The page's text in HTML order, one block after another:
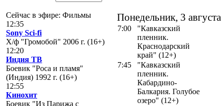
Сейчас в эфире: Фильмы
12:35
Sony Sci-fi
Х/ф "Громобой" 2006 г. (16+)
12:20
Индия ТВ
Боевик "Роса и пламя"
(Индия) 1992 г. (16+)
12:55
Кинохит
Боевик "Из Парижа с
Понедельник, 3 августа
7:00
"Кавказский
пленник.
Краснодарский
край" (12+)
7:45
"Кавказский
пленник.
Кабардино-
Балкария. Голубое
озеро" (12+)